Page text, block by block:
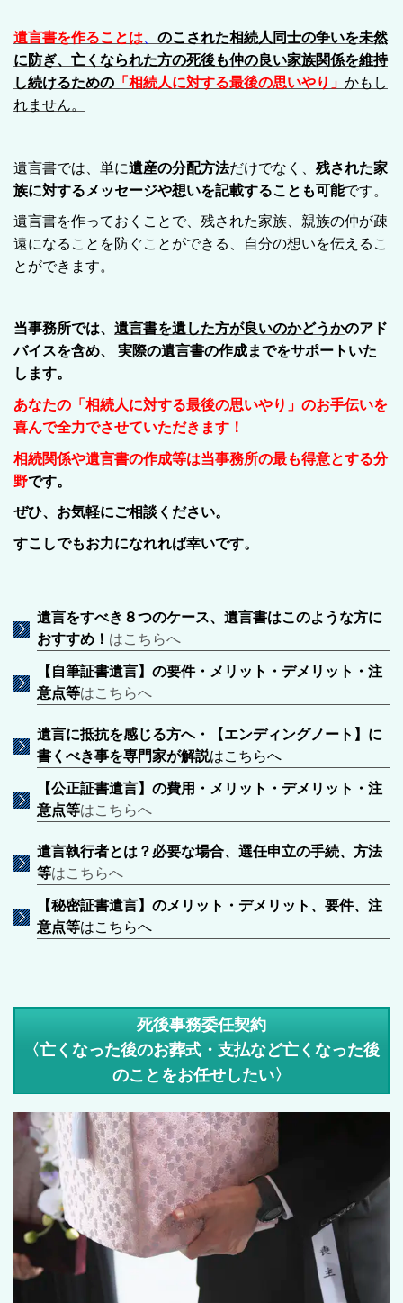
遺言書を作ることは、 のこされた相続人同士の争いを未然
に防ぎ、亡くなられた方の死後も仲の良い家族関係を維持
し続けるための 「相続人に対する最後の思いやり」 かもし
れません。
遺言書では、単に遺産の分配方法だけでなく、 残された家
族に対するメッセージや想いを記載することも可能です。
遺言書を作っておくことで、残された家族、親族の仲が疎
遠になることを防ぐことができる、自分の想いを伝えるこ
とができます。
当事務所では、 遺言書を遺した方が良いのかどうかのアド
バイスを含め、 実際の遺言書の作成までをサポートいた
します。
あなたの「相続人に対する最後の思いやり」のお手伝いを
喜んで全力でさせていただきます！
相続関係や遺言書の作成等は当事務所の最も得意とする分
野です。
ぜひ、お気軽にご相談ください。
すこしでもお力になれれば幸いです。
遺言をすべき８つのケース、遺言書はこのような方に
おすすめ！ はこちらへ
【自筆証書遺言】の要件・メリット・デメリット・注
意点等はこちらへ
遺言に抵抗を感じる方へ・【エンディングノート】に
書くべき事を専門家が解説はこちらへ
【公正証書遺言】の費用・メリット・デメリット・注
意点等はこちらへ
遺言執行者とは？必要な場合、選任申立の手続、方法
等はこちらへ
【秘密証書遺言】のメリット・デメリット、要件、注
意点等はこちらへ
死後事務委任契約
〈亡くなった後のお葬式・支払など亡くなった後
のことをお任せしたい〉